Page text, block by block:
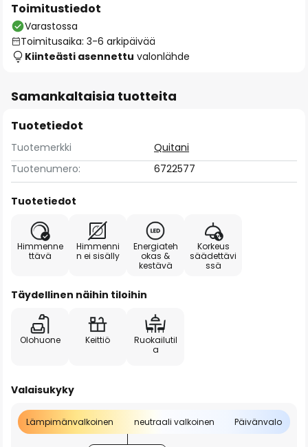
Toimitustiedot
Varastossa
Toimitusaika: 3-6 arkipäivää
Kiinteästi asennettu valonlähde
Samankaltaisia tuotteita
Tuotetiedot
Tuotemerkki
Quitani
Tuotenumero:
6722577
Tuotetiedot
Himmenne
ttävä
Himmenni
n ei sisälly
Energiateh
okas &
kestävä
Korkeus
säädettävi
ssä
Täydellinen näihin tiloihin
Olohuone Keittiö
Ruokailutil
a
Valaisukyky
Lämpimänvalkoinen neutraali valkoinen Päivänvalo